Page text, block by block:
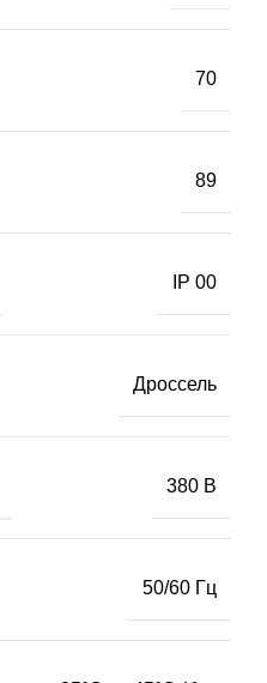
70
89
IP 00
Дроссель
380 В
50/60 Гц